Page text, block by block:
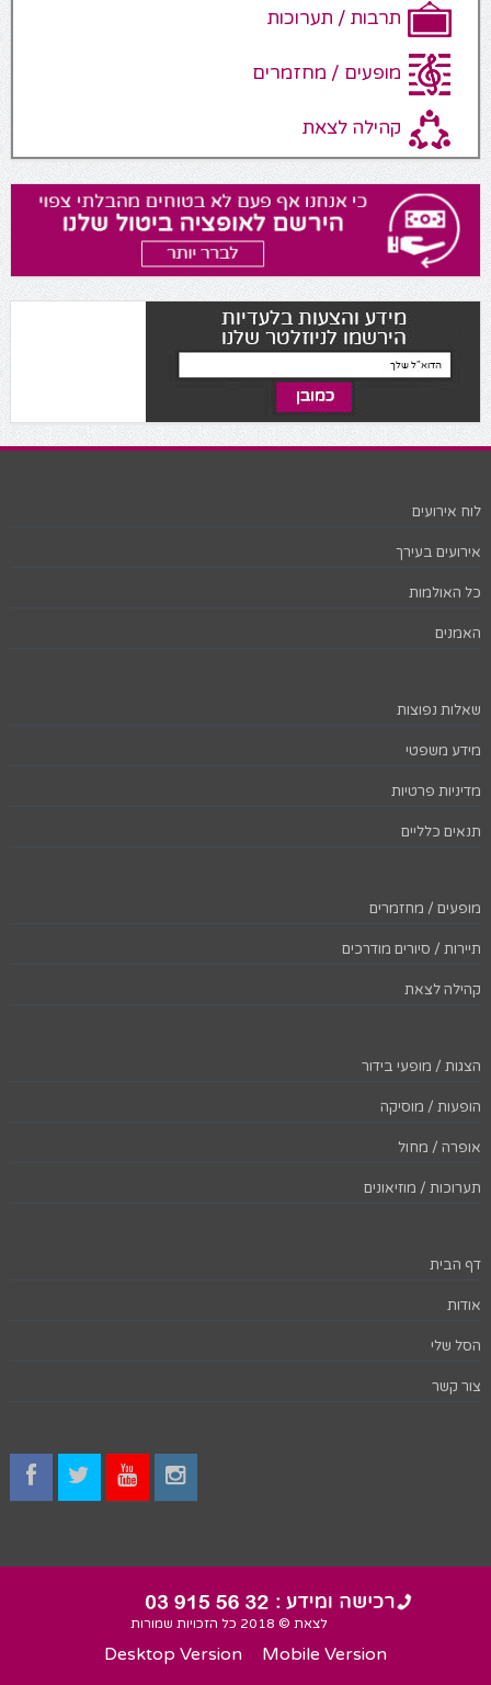
תרבות / תערוכות
מופעים / מחזמרים
קהילה לצאת
לוח אירועים
אירועים בעירך
כל האולמות
האמנים
שאלות נפוצות
מידע משפטי
מדיניות פרטיות
תנאים כלליים
מופעים / מחזמרים
תיירות / סיורים מודרכים
קהילה לצאת
הצגות / מופעי בידור
הופעות / מוסיקה
אופרה / מחול
תערוכות / מוזיאונים
דף הבית
אודות
הסל שלי
צור קשר
לצאת © 2018 כל הזכויות שמורות
Desktop Version Mobile Version